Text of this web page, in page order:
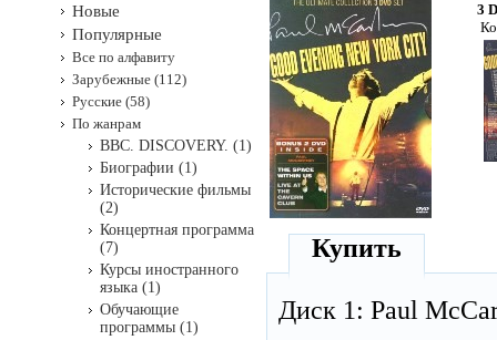
3
Купить
Диск 1: Paul
Новые
Популярные
Все по алфавиту
Зарубежные (112)
Русские (58)
По жанрам
BBC. DISCOVERY. (1)
Биографии (1)
Исторические фильмы
(2)
Концертная программа
(7)
Курсы иностранного
языка (1)
Обучающие
программы (1)